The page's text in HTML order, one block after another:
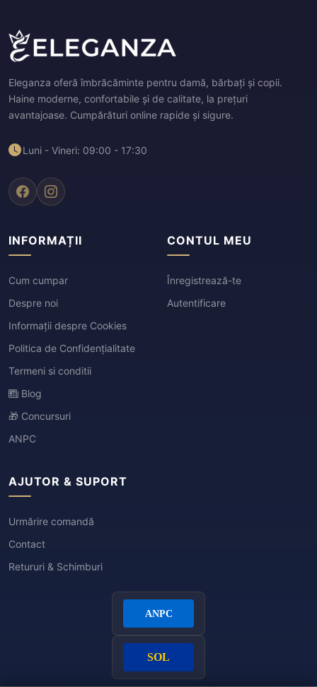
Eleganza oferă îmbrăcăminte pentru damă, bărbați și copii.
Haine moderne, confortabile și de calitate, la prețuri
avantajoase. Cumpărături online rapide și sigure.
Luni - Vineri: 09:00 - 17:30
INFORMAȚII
Cum cumpar
Despre noi
Informații despre Cookies
Politica de Confidențialitate
Termeni si conditii
Blog
🎁 Concursuri
ANPC
CONTUL MEU
Înregistrează-te
Autentificare
AJUTOR & SUPORT
Urmărire comandă
Contact
Retururi & Schimburi